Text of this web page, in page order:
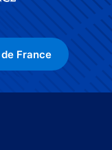
France